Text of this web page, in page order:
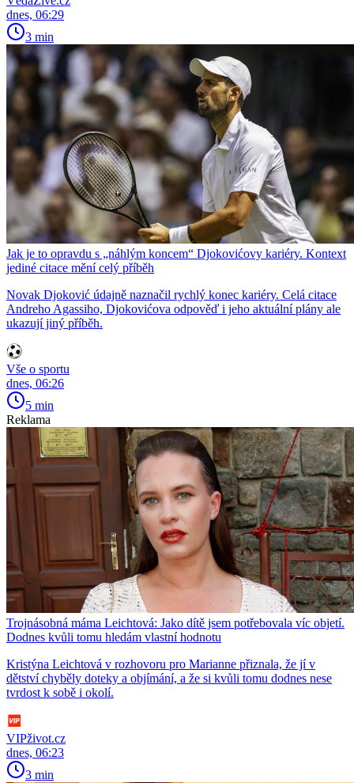
dnes, 06:29
3 min
Jak je to opravdu s „náhlým koncem“ Djokovićovy kariéry. Kontext
jediné citace mění celý příběh
Novak Djoković údajně naznačil rychlý konec kariéry. Celá citace
Andreho Agassiho, Djokovićova odpověď i jeho aktuální plány ale
ukazují jiný příběh.
Vše o sportu
dnes, 06:26
5 min
Reklama
Trojnásobná máma Leichtová: Jako dítě jsem potřebovala víc objetí.
Dodnes kvůli tomu hledám vlastní hodnotu
Kristýna Leichtová v rozhovoru pro Marianne přiznala, že jí v
dětství chyběly doteky a objímání, a že si kvůli tomu dodnes nese
tvrdost k sobě i okolí.
VIPživot.cz
dnes, 06:23
3 min